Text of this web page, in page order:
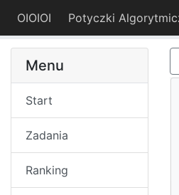
OIOIOI
Menu
Start
Zadania
Ranking